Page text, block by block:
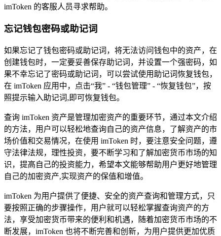
imToken 的客服人员寻求帮助。
忘记钱包密码或助记词
如果忘记了钱包密码或助记词，将无法访问钱包中的资产，在
创建钱包时，一定要妥善保存助记词，并设置一个强密码，如
果不幸忘记了密码或助记词，可以尝试使用助记词恢复钱包，
在 imToken 应用中，点击“我” - “钱包管理” - “恢复钱包”，按
照提示输入助记词,即可恢复钱包。
查询 imToken 资产是管理加密资产的重要环节，通过本文介绍
的方法，用户可以轻松地查询自己的资产信息，了解资产的市
场价值和交易情况，在使用 imToken 时，要注意安全问题，遵
守法律法规，理性投资，要不断学习和了解加密货币市场的知
识，提高自己的投资能力，希望本文能够帮助用户更好地管理
自己的加密资产,实现资产的保值和增值。
imToken 为用户提供了便捷、安全的资产查询和管理方式，只
要按照正确的步骤操作，用户就可以轻松掌握查询资产的方
法，享受加密货币带来的便利和机遇，随着加密货币市场的不
断发展，imToken 也将不断完善和创新，为用户提供更加优质